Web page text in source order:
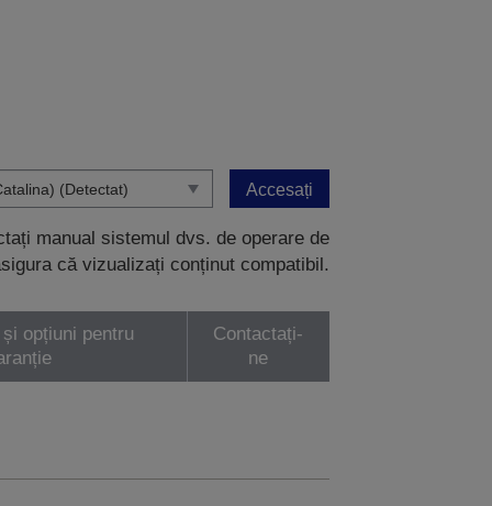
Accesați
manual sistemul dvs. de operare de
că vizualizați conținut compatibil.
și opțiuni pentru
Contactați-
ne